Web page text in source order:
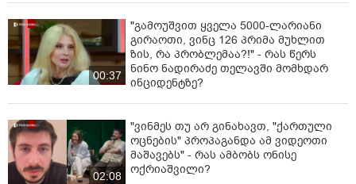
00:37
"გამოუშვით ყველა 5000-ლარიანი
გირაოთი, ვინც 126 პრიმა მუხლით
ზის, რა პრობლემაა?!" - რას წერს
ნინო ნადირაძე თელავში მომხდარ
ინციდენტზე?
02:08
"ვინმეს თუ არ გინახავთ, "ქართული
ოცნების" პროპაგანდა ამ ვიდეოთი
მაშავებს" - რას ამბობს ონისე
ოქრიაშვილი?